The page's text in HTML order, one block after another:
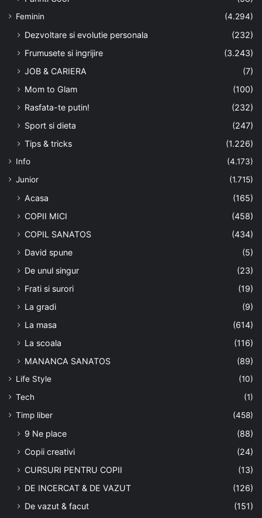
Feminin (4.294)
Dezvoltare si evolutie personala
(232)
Frumusete si ingrijire
(3.243)
JOB & CARIERA
(7)
Mom to Glam
(100)
Rasfata-te putin!
(232)
Sport si dieta
(247)
Tips & tricks
(1.226)
Info
(4.173)
Junior
(1.715)
Acasa
(165)
COPII MICI
(458)
COPIL SANATOS
(434)
David spune
(5)
De unul singur
(23)
Frati si surori
(19)
La gradi
(9)
La masa
(614)
La scoala
(116)
MANANCA SANATOS
(89)
Life Style
(10)
Tech
(1)
Timp liber
(458)
9 Ne place
(88)
Copii creativi
(24)
CURSURI PENTRU COPII
(13)
DE INCERCAT & DE VAZUT
(126)
De vazut & facut
(151)